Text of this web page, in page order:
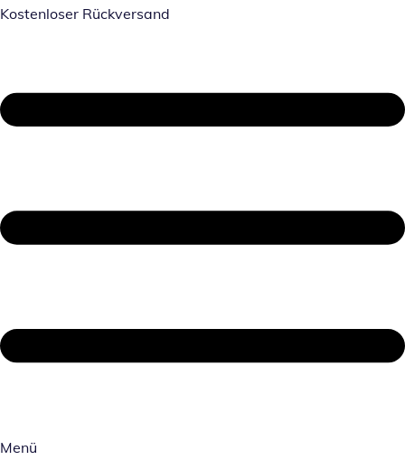
Kostenloser Rückversand
Menü